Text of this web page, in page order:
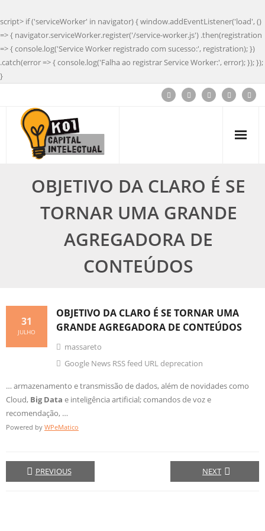
script> if ('serviceWorker' in navigator) { window.addEventListener('load', ()
=> { navigator.serviceWorker.register('/service-worker.js') .then(registration
=> { console.log('Service Worker registrado com sucesso:', registration); })
.catch(error => { console.log('Falha ao registrar Service Worker:', error); }); });
}
OBJETIVO DA CLARO É SE
TORNAR UMA GRANDE
AGREGADORA DE
CONTEÚDOS
OBJETIVO DA CLARO É SE TORNAR UMA
GRANDE AGREGADORA DE CONTEÚDOS
31
JULHO
massareto
Google News RSS feed URL deprecation
… armazenamento e transmissão de dados, além de novidades como
Cloud, Big Data e inteligência artificial; comandos de voz e
recomendação, …
Powered by WPeMatico
PREVIOUS NEXT